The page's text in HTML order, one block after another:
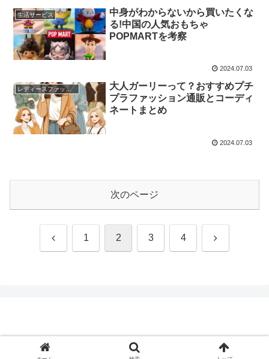
生活サービス
中身がわからないから買いたくな
る!中国の人気おもちゃ
POPMARTを考察
2024.07.03
レディースファッション
大人ガーリーって？おすすめプチ
プラファッション通販とコーディ
ネートまとめ
2024.07.03
次のページ
前 1 2 3 4 次
© 2024 .